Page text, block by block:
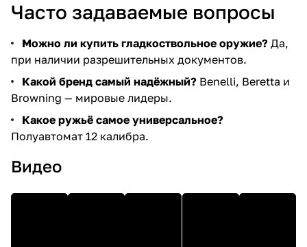
Часто задаваемые вопросы
Можно ли купить гладкоствольное оружие? Да,
при наличии разрешительных документов.
Какой бренд самый надёжный? Benelli, Beretta и
Browning — мировые лидеры.
Какое ружьё самое универсальное?
Полуавтомат 12 калибра.
Видео